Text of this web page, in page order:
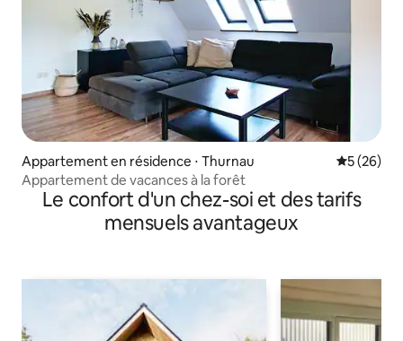
Appartement en résidence ⋅ Thurnau
5 (26)
Appartement de vacances à la forêt
Le confort d'un chez-soi et des tarifs
mensuels avantageux